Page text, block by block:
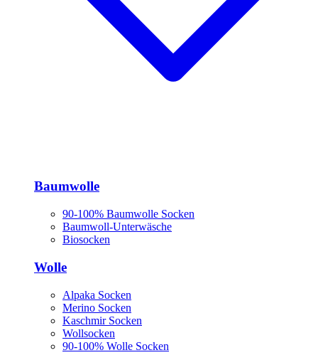
Baumwolle
90-100% Baumwolle Socken
Baumwoll-Unterwäsche
Biosocken
Wolle
Alpaka Socken
Merino Socken
Kaschmir Socken
Wollsocken
90-100% Wolle Socken